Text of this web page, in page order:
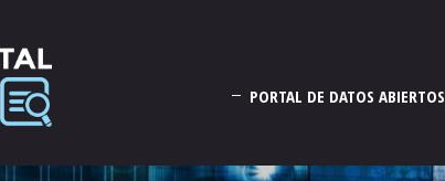
PORTAL DE DATOS ABIERTOS